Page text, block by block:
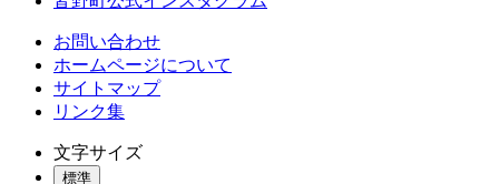
お問い合わせ
ホームページについて
サイトマップ
リンク集
文字サイズ
標準